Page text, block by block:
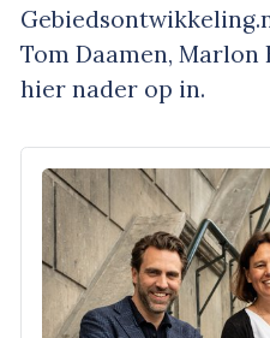
Tom Daamen, Marlon
hier nader op in.